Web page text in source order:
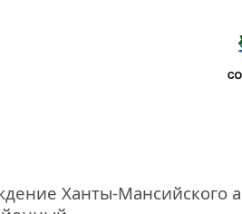
Ханты-Мансийского